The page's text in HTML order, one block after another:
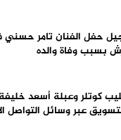
حفل الفنان تامر
بسبب وفاة والده
كوتلر وعبلة أسعد
عبر وسائل التواصل